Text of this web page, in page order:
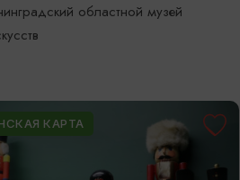
областной музей
КАРТА